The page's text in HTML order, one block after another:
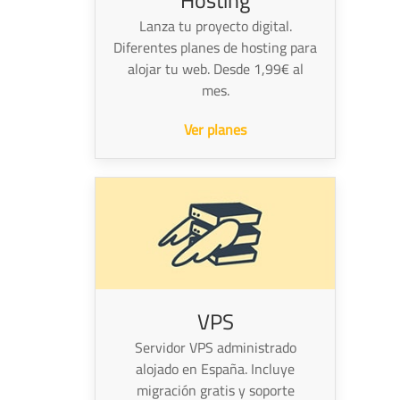
Lanza tu proyecto digital.
Diferentes planes de hosting para
alojar tu web. Desde 1,99€ al
mes.
Ver planes
VPS
Servidor VPS administrado
alojado en España. Incluye
migración gratis y soporte